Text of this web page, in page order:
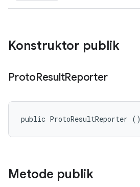
Konstruktor publik
ProtoResultReporter
public ProtoResultReporter ()
Metode publik